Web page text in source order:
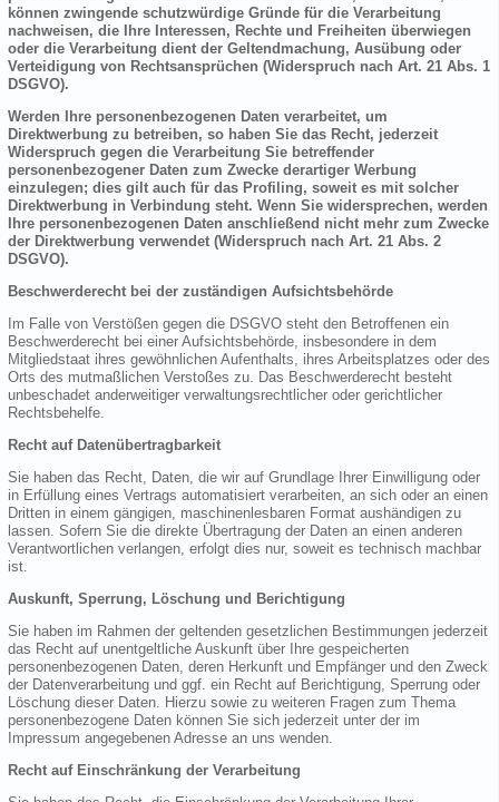
können zwingende schutzwürdige Gründe für die Verarbeitung
nachweisen, die Ihre Interessen, Rechte und Freiheiten überwiegen
oder die Verarbeitung dient der Geltendmachung, Ausübung oder
Verteidigung von Rechtsansprüchen (Widerspruch nach Art. 21 Abs. 1
DSGVO).
Werden Ihre personenbezogenen Daten verarbeitet, um
Direktwerbung zu betreiben, so haben Sie das Recht, jederzeit
Widerspruch gegen die Verarbeitung Sie betreffender
personenbezogener Daten zum Zwecke derartiger Werbung
einzulegen; dies gilt auch für das Profiling, soweit es mit solcher
Direktwerbung in Verbindung steht. Wenn Sie widersprechen, werden
Ihre personenbezogenen Daten anschließend nicht mehr zum Zwecke
der Direktwerbung verwendet (Widerspruch nach Art. 21 Abs. 2
DSGVO).
Beschwerderecht bei der zuständigen Aufsichtsbehörde
Im Falle von Verstößen gegen die DSGVO steht den Betroffenen ein
Beschwerderecht bei einer Aufsichtsbehörde, insbesondere in dem
Mitgliedstaat ihres gewöhnlichen Aufenthalts, ihres Arbeitsplatzes oder des
Orts des mutmaßlichen Verstoßes zu. Das Beschwerderecht besteht
unbeschadet anderweitiger verwaltungsrechtlicher oder gerichtlicher
Rechtsbehelfe.
Recht auf Datenübertragbarkeit
Sie haben das Recht, Daten, die wir auf Grundlage Ihrer Einwilligung oder
in Erfüllung eines Vertrags automatisiert verarbeiten, an sich oder an einen
Dritten in einem gängigen, maschinenlesbaren Format aushändigen zu
lassen. Sofern Sie die direkte Übertragung der Daten an einen anderen
Verantwortlichen verlangen, erfolgt dies nur, soweit es technisch machbar
ist.
Auskunft, Sperrung, Löschung und Berichtigung
Sie haben im Rahmen der geltenden gesetzlichen Bestimmungen jederzeit
das Recht auf unentgeltliche Auskunft über Ihre gespeicherten
personenbezogenen Daten, deren Herkunft und Empfänger und den Zweck
der Datenverarbeitung und ggf. ein Recht auf Berichtigung, Sperrung oder
Löschung dieser Daten. Hierzu sowie zu weiteren Fragen zum Thema
personenbezogene Daten können Sie sich jederzeit unter der im
Impressum angegebenen Adresse an uns wenden.
Recht auf Einschränkung der Verarbeitung